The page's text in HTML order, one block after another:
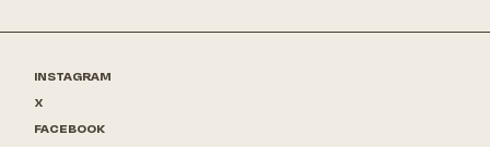
INSTAGRAM
X
FACEBOOK